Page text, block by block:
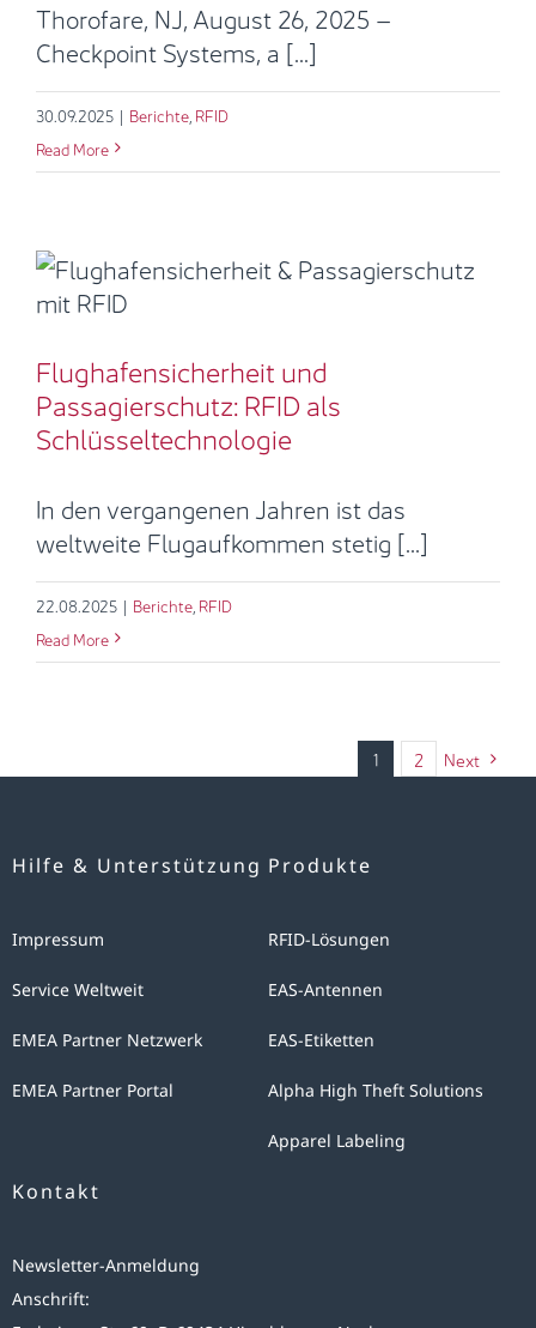
Thorofare, NJ, August 26, 2025 –
Checkpoint Systems, a [...]
30.09.2025 | Berichte RFID
Read More
Flughafensicherheit und
Passagierschutz: RFID als
Berichte RFID
Flughafensicherheit und
Passagierschutz: RFID als
Schlüsseltechnologie
In den vergangenen Jahren ist das
weltweite Flugaufkommen stetig [...]
22.08.2025 | Berichte RFID
Read More
1 2 Next
Produkte
RFID-Lösungen
EAS-Antennen
EAS-Etiketten
Alpha High Theft Solutions
Apparel Labeling
Hilfe & Unterstützung
Impressum
Service Weltweit
EMEA Partner Netzwerk
EMEA Partner Portal
Kontakt
Newsletter-Anmeldung
Anschrift: